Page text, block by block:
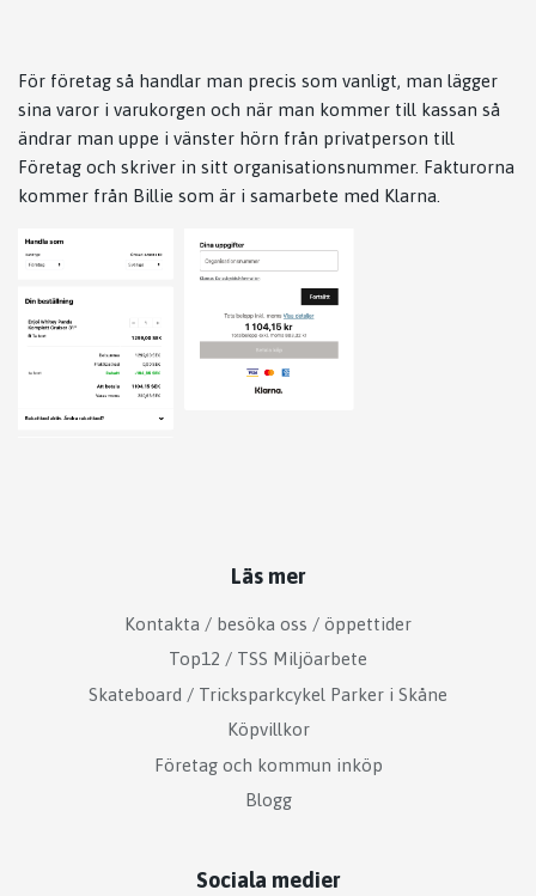
För företag så handlar man precis som vanligt, man lägger
sina varor i varukorgen och när man kommer till kassan så
ändrar man uppe i vänster hörn från privatperson till
Företag och skriver in sitt organisationsnummer. Fakturorna
kommer från Billie som är i samarbete med Klarna.
Läs mer
Kontakta / besöka oss / öppettider
Top12 / TSS Miljöarbete
Skateboard / Tricksparkcykel Parker i Skåne
Köpvillkor
Företag och kommun inköp
Blogg
Sociala medier